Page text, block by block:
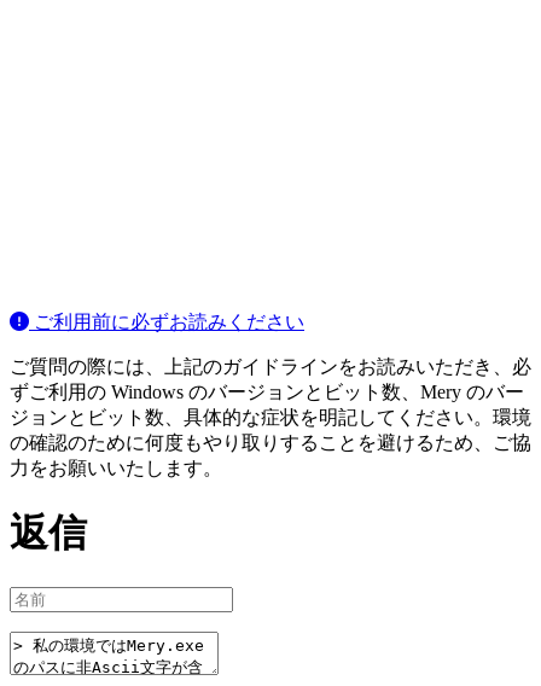
ご利用前に必ずお読みください
ご質問の際には、上記のガイドラインをお読みいただき、必
ずご利用の Windows のバージョンとビット数、Mery のバー
ジョンとビット数、具体的な症状を明記してください。環境
の確認のために何度もやり取りすることを避けるため、ご協
力をお願いいたします。
返信